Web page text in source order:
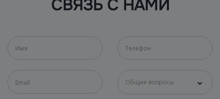
СВЯЗЬ С НАМИ
Общие вопросы